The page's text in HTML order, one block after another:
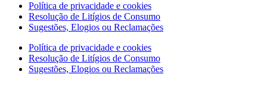
Política de privacidade e cookies
Resolução de Litígios de Consumo
Sugestões, Elogios ou Reclamações
Política de privacidade e cookies
Resolução de Litígios de Consumo
Sugestões, Elogios ou Reclamações